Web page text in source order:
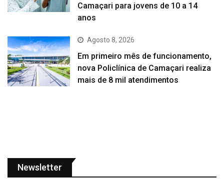
Camaçari para jovens de 10 a 14
anos
Agosto 8, 2026
Em primeiro mês de funcionamento,
nova Policlínica de Camaçari realiza
mais de 8 mil atendimentos
Newsletter